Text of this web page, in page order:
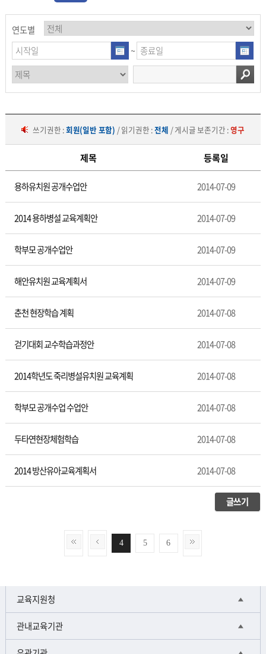
연도별
~
쓰기권한 :회원(일반 포함) / 읽기권한 :전체 / 게시글 보존기간 :영구
등
제목 등록일
용하유치원 공개수업안 2014-07-09
2014 용하병설 교육계획안 2014-07-09
학부모 공개수업안 2014-07-09
해안유치원 교육계획서 2014-07-09
춘천 현장학습 계획 2014-07-08
걷기대회 교수학습과정안 2014-07-08
2014학년도 죽리병설유치원 교육계획 2014-07-08
학부모 공개수업 수업안 2014-07-08
두타연현장체험학습 2014-07-08
2014 방산유아교육계획서 2014-07-08
글쓰기
4 5 6
교육지원청
관내교육기관